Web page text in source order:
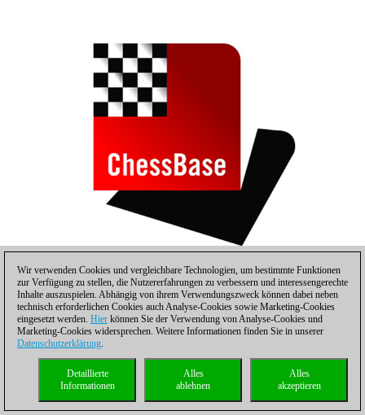
USA - China
Wir verwenden Cookies und vergleichbare Technologien, um bestimmte Funktionen
zur Verfügung zu stellen, die Nutzererfahrungen zu verbessern und interessengerechte
Inhalte auszuspielen. Abhängig von ihrem Verwendungszweck können dabei neben
technisch erforderlichen Cookies auch Analyse-Cookies sowie Marketing-Cookies
eingesetzt werden. Hier können Sie der Verwendung von Analyse-Cookies und
Marketing-Cookies widersprechen. Weitere Informationen finden Sie in unserer
Datenschutzerklärung.
Alles
akzeptieren
Alles
ablehnen
Detaillierte
Informationen